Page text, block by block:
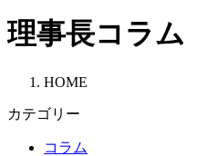
理事長コラム
HOME
カテゴリー
コラム